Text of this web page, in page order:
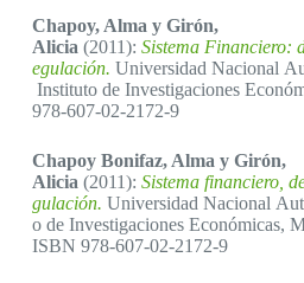
Chapoy, Alma y Girón,
Alicia (2011): Sistema Financiero:
egulación. Universidad Nacional
Instituto de Investigaciones
978-607-02-2172-9
Chapoy Bonifaz, Alma y Girón,
Alicia (2011): Sistema financiero,
gulación. Universidad Nacional
o de Investigaciones Económicas,
ISBN 978-607-02-2172-9